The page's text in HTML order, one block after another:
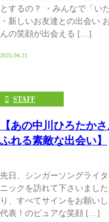
とするの？ ・みんなで「い
・新しいお友達との出会い
んの笑顔が出会える […]
2025.04.21
STAFF
【あの中川ひろたか
ふれる素敵な出会い】
先日、シンガーソングライ
ニックを訪れて下さいまし
り、すべてサインをお願い
代表！のピュアな笑顔 […]